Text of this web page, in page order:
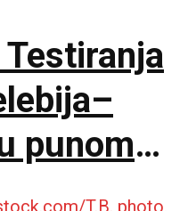
punom
pasoške